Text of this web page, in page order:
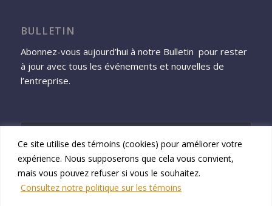
Ce site utilise des témoins (cookies) pour améliorer votre
expérience. Nous supposerons que cela vous convient,
mais vous pouvez refuser si vous le souhaitez.
Consultez notre politique sur les témoins
BULLETIN
Abonnez-vous aujourd’hui à notre Bulletin pour rester
à jour avec tous les événements et nouvelles de
l’entreprise.
S'inscrire